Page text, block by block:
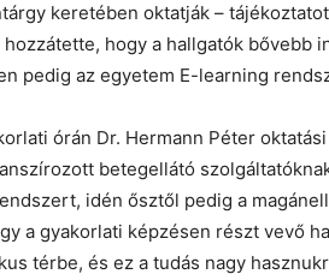
keretében oktatják –
hogy a hallgatók bővebb
pedig az egyetem E-learning
órán Dr. Hermann Péter
betegellátó
idén ősztől pedig a
a gyakorlati képzésen részt vevő
térbe, és ez a tudás nagy